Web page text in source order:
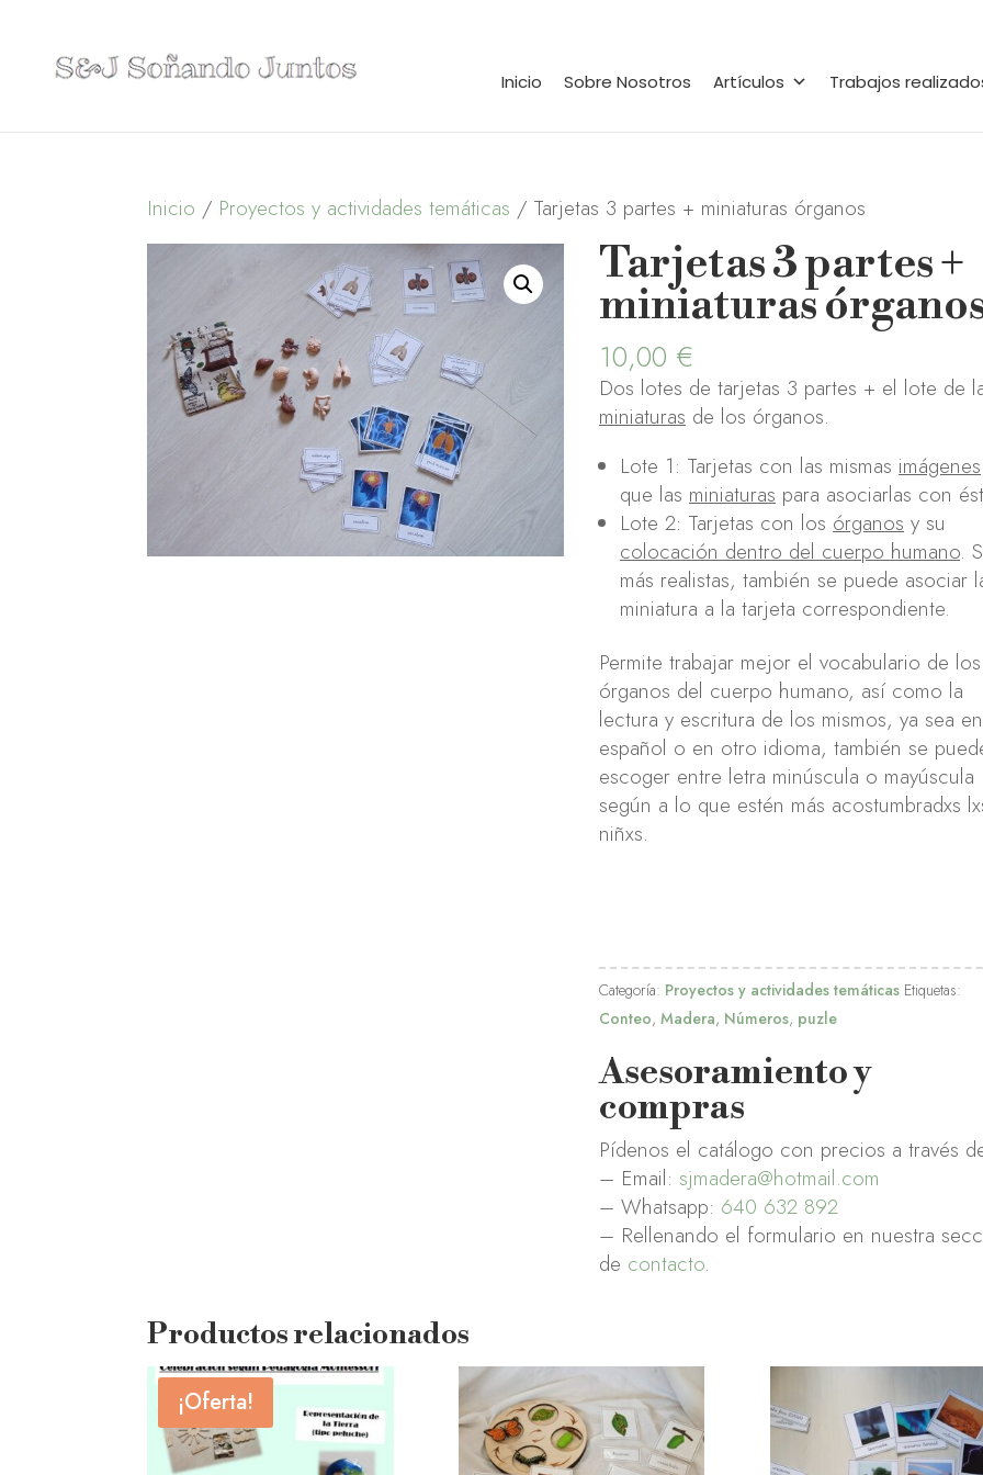
Inicio Sobre Nosotros Artículos Trabajos
Inicio / Proyectos y actividades temáticas / Tarjetas 3 partes + miniaturas órganos
Tarjetas 3 partes +
miniaturas
10,00 €
Dos lotes de tarjetas 3 partes + el lote de
miniaturas de los órganos.
Lote 1: Tarjetas con las mismas imágenes
que las miniaturas para asociarlas con
Lote 2: Tarjetas con los órganos y su
colocación dentro del cuerpo humano.
más realistas, también se puede asociar
miniatura a la tarjeta correspondiente.
Permite trabajar mejor el vocabulario de los
órganos del cuerpo humano, así como la
lectura y escritura de los mismos, ya sea en
español o en otro idioma, también se
escoger entre letra minúscula o mayúscula
según a lo que estén más acostumbradxs
niñxs.
Categoría: Proyectos y actividades temáticas Etiquetas:
Conteo,Madera, Números, puzle
Asesoramiento y
compras
Pídenos el catálogo con precios a través
– Email: sjmadera@hotmail.com
– Whatsapp: 640 632 892
– Rellenando el formulario en nuestra
de contacto.
Productos relacionados
¡Oferta!